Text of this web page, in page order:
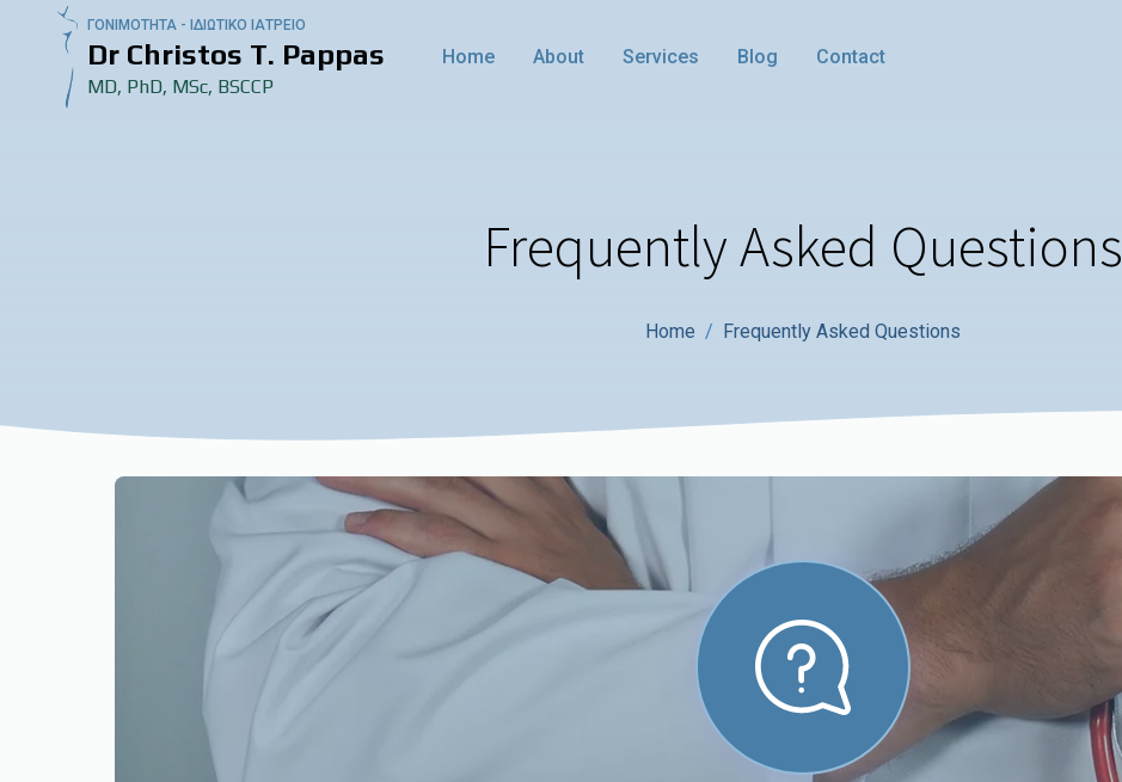
ΓΟΝΙΜΟΤΗΤΑ - ΙΔΙΩΤΙΚΟ ΙΑΤΡΕΙΟ
Dr Christos T. Pappas
MD, PhD, MSc, BSCCP
Home About Services Blog Contact
Frequently Asked Questions
Home Frequently Asked Questions